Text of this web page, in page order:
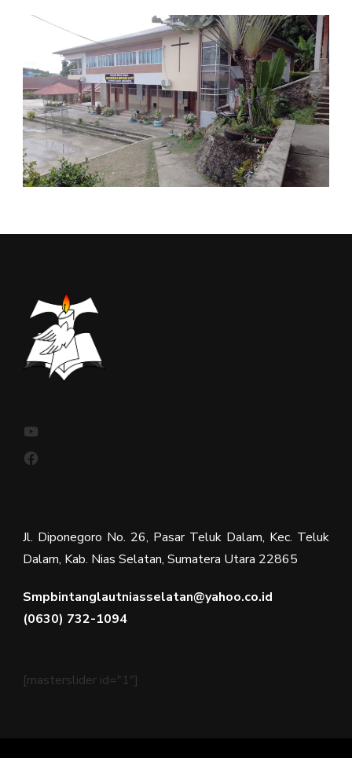
Jl. Diponegoro No. 26, Pasar Teluk Dalam, Kec. Teluk
Dalam, Kab. Nias Selatan, Sumatera Utara 22865
Smpbintanglautniasselatan@yahoo.co.id
(0630) 732-1094
[masterslider id="1"]